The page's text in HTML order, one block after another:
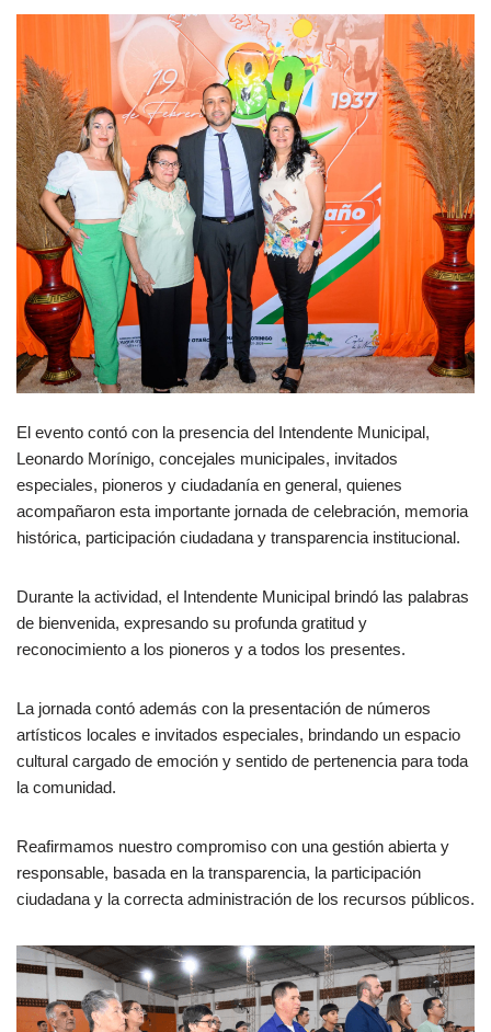
El evento contó con la presencia del Intendente Municipal,
Leonardo Morínigo, concejales municipales, invitados
especiales, pioneros y ciudadanía en general, quienes
acompañaron esta importante jornada de celebración, memoria
histórica, participación ciudadana y transparencia institucional.
Durante la actividad, el Intendente Municipal brindó las palabras
de bienvenida, expresando su profunda gratitud y
reconocimiento a los pioneros y a todos los presentes.
La jornada contó además con la presentación de números
artísticos locales e invitados especiales, brindando un espacio
cultural cargado de emoción y sentido de pertenencia para toda
la comunidad.
Reafirmamos nuestro compromiso con una gestión abierta y
responsable, basada en la transparencia, la participación
ciudadana y la correcta administración de los recursos públicos.